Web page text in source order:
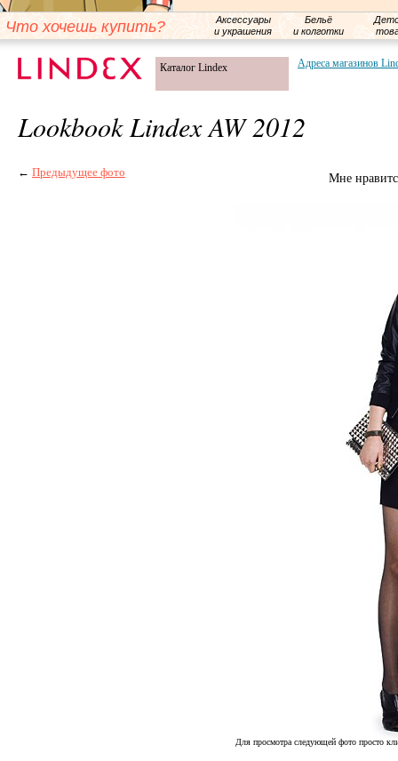
Что хочешь купить?
Аксессуары
и украшения
Бельё
и колготки
Каталог Lindex Адреса магазинов
Lookbook Lindex AW 2012
← Предыдущее фото Мне
Для просмотра следующей фото просто